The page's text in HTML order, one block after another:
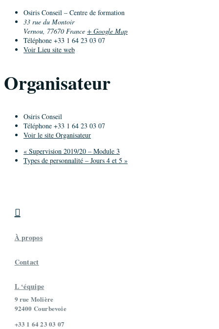
Osiris Conseil – Centre de formation
33 rue du Montoir
Vernou, 77670 France + Google Map
Téléphone +33 1 64 23 03 07
Voir Lieu site web
Organisateur
Osiris Conseil
Téléphone +33 1 64 23 03 07
Voir le site Organisateur
« Supervision 2019/20 – Module 3
Types de personnalité – Jours 4 et 5 »

À propos
Contact
L ‘équipe
9 rue Molière
92400 Courbevoie
+33 1 64 23 03 07